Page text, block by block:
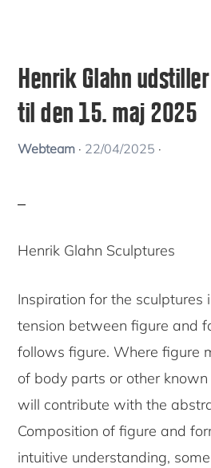
Henrik Glahn
til den 15. maj 2025
Webteam · 22/04/2025 ·
Henrik Glahn Sculptures
Inspiration for the sculptures
tension between figure and
follows figure. Where figure
of body parts or other
will contribute with the
Composition of figure and
intuitive understanding,